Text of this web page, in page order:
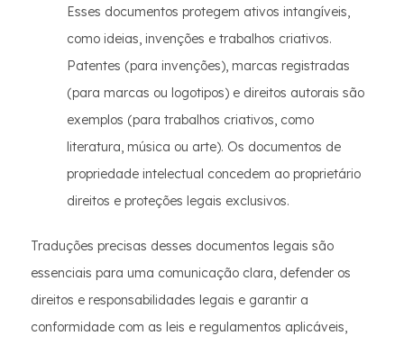
Esses documentos protegem ativos intangíveis,
como ideias, invenções e trabalhos criativos.
Patentes (para invenções), marcas registradas
(para marcas ou logotipos) e direitos autorais são
exemplos (para trabalhos criativos, como
literatura, música ou arte). Os documentos de
propriedade intelectual concedem ao proprietário
direitos e proteções legais exclusivos.
Traduções precisas desses documentos legais são
essenciais para uma comunicação clara, defender os
direitos e responsabilidades legais e garantir a
conformidade com as leis e regulamentos aplicáveis,